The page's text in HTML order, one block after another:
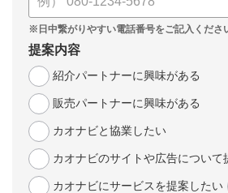
提案内容
紹介パートナーに興味がある
販売パートナーに興味がある
カオナビと協業したい
カオナビのサイトや広告について
カオナビにサービスを提案したい